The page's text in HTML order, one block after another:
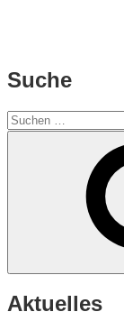
Suche
Suchen
Aktuelles